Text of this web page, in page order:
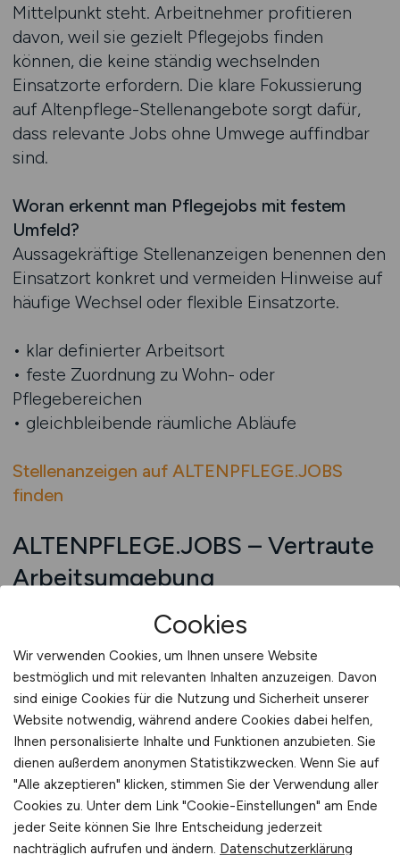
Mittelpunkt steht. Arbeitnehmer profitieren
davon, weil sie gezielt Pflegejobs finden
können, die keine ständig wechselnden
Einsatzorte erfordern. Die klare Fokussierung
auf Altenpflege-Stellenangebote sorgt dafür,
dass relevante Jobs ohne Umwege auffindbar
sind.
Woran erkennt man Pflegejobs mit festem
Umfeld?
Aussagekräftige Stellenanzeigen benennen den
Einsatzort konkret und vermeiden Hinweise auf
häufige Wechsel oder flexible Einsatzorte.
• klar definierter Arbeitsort
• feste Zuordnung zu Wohn- oder
Pflegebereichen
• gleichbleibende räumliche Abläufe
Stellenanzeigen auf ALTENPFLEGE.JOBS
finden
ALTENPFLEGE.JOBS – Vertraute
Arbeitsumgebung
Eine vertraute Arbeitsumgebung ist mehr als nur
ein fester Ort. Sie umfasst bekannte Abläufe,
vertraute Kollegen und ein Umfeld, in dem
Pflegekräfte sich sicher bewegen. Diese
Vertrautheit entsteht durch Kontinuität und
regelmäßige Präsenz am gleichen Einsatzort.
Pflegekräfte entwickeln ein Gespür für
Besonderheiten, erkennen Veränderungen
schneller und können individueller auf die
Bedürfnisse der betreuten Menschen eingehen.
Cookies
Wir verwenden Cookies, um Ihnen unsere Website
bestmöglich und mit relevanten Inhalten anzuzeigen. Davon
sind einige Cookies für die Nutzung und Sicherheit unserer
Website notwendig, während andere Cookies dabei helfen,
Ihnen personalisierte Inhalte und Funktionen anzubieten. Sie
dienen außerdem anonymen Statistikzwecken. Wenn Sie auf
"Alle akzeptieren" klicken, stimmen Sie der Verwendung aller
Cookies zu. Unter dem Link "Cookie-Einstellungen" am Ende
jeder Seite können Sie Ihre Entscheidung jederzeit
nachträglich aufrufen und ändern. Datenschutzerklärung